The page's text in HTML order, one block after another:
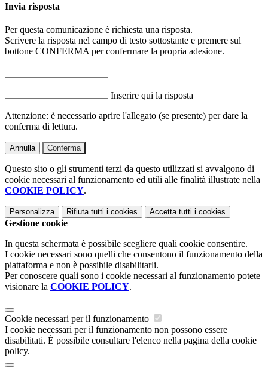
Invia risposta
Per questa comunicazione è richiesta una risposta.
Scrivere la risposta nel campo di testo sottostante e premere sul
bottone CONFERMA per confermare la propria adesione.
Inserire qui la risposta
Attenzione: è necessario aprire l'allegato (se presente) per dare la
conferma di lettura.
Annulla Conferma
Questo sito o gli strumenti terzi da questo utilizzati si avvalgono di
cookie necessari al funzionamento ed utili alle finalità illustrate nella
COOKIE POLICY.
Personalizza Rifiuta tutti i cookies Accetta tutti i cookies
Gestione cookie
In questa schermata è possibile scegliere quali cookie consentire.
I cookie necessari sono quelli che consentono il funzionamento della
piattaforma e non è possibile disabilitarli.
Per conoscere quali sono i cookie necessari al funzionamento potete
visionare la COOKIE POLICY.
Cookie necessari per il funzionamento
I cookie necessari per il funzionamento non possono essere
disabilitati. È possibile consultare l'elenco nella pagina della cookie
policy.